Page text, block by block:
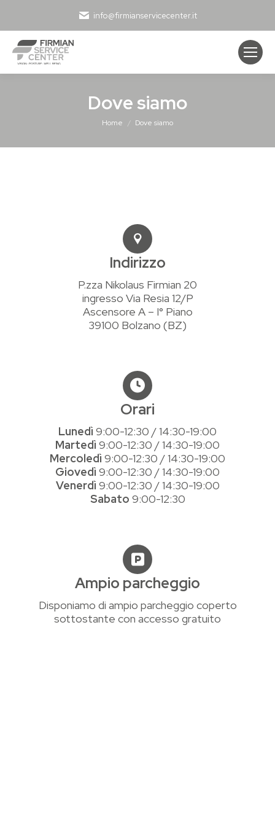
info@firmianservicecenter.it
Dove siamo
Tu sei qui:
Home Dove siamo
Indirizzo
P.zza Nikolaus Firmian 20
ingresso Via Resia 12/P
Ascensore A – I° Piano
39100 Bolzano (BZ)
Orari
Lunedì 9:00-12:30 / 14:30-19:00
Martedì 9:00-12:30 / 14:30-19:00
Mercoledì 9:00-12:30 / 14:30-19:00
Giovedì 9:00-12:30 / 14:30-19:00
Venerdì 9:00-12:30 / 14:30-19:00
Sabato 9:00-12:30
Ampio parcheggio
Disponiamo di ampio parcheggio coperto
sottostante con accesso gratuito